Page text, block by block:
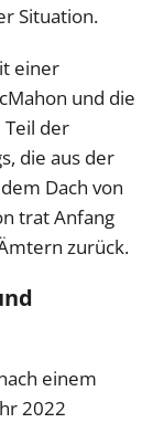
Situation.
einer
und die
Teil der
die aus der
Dach von
trat Anfang
zurück.
einem
2022